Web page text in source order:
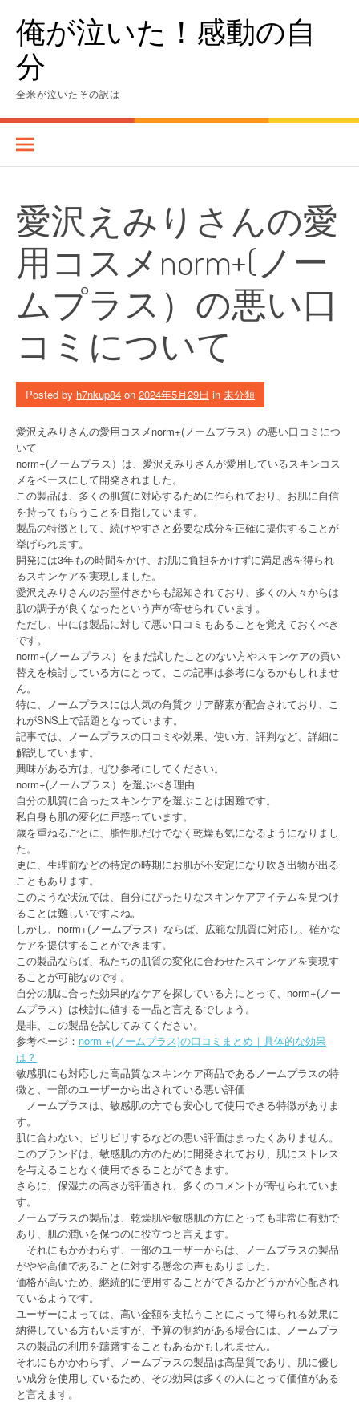
content俺が泣いた！感動の自
分
全米が泣いたその訳は
愛沢えみりさんの愛
用コスメnorm+(ノー
ムプラス）の悪い口
コミについて
Posted by h7nkup84 on 2024年5月29日 in 未分類
愛沢えみりさんの愛用コスメnorm+(ノームプラス）の悪い口コミにつ
いて
norm+(ノームプラス）は、愛沢えみりさんが愛用しているスキンコス
メをベースにして開発されました。
この製品は、多くの肌質に対応するために作られており、お肌に自信
を持ってもらうことを目指しています。
製品の特徴として、続けやすさと必要な成分を正確に提供することが
挙げられます。
開発には3年もの時間をかけ、お肌に負担をかけずに満足感を得られ
るスキンケアを実現しました。
愛沢えみりさんのお墨付きからも認知されており、多くの人々からは
肌の調子が良くなったという声が寄せられています。
ただし、中には製品に対して悪い口コミもあることを覚えておくべき
です。
norm+(ノームプラス）をまだ試したことのない方やスキンケアの買い
替えを検討している方にとって、この記事は参考になるかもしれませ
ん。
特に、ノームプラスには人気の角質クリア酵素が配合されており、こ
れがSNS上で話題となっています。
記事では、ノームプラスの口コミや効果、使い方、評判など、詳細に
解説しています。
興味がある方は、ぜひ参考にしてください。
norm+(ノームプラス）を選ぶべき理由
自分の肌質に合ったスキンケアを選ぶことは困難です。
私自身も肌の変化に戸惑っています。
歳を重ねるごとに、脂性肌だけでなく乾燥も気になるようになりまし
た。
更に、生理前などの特定の時期にお肌が不安定になり吹き出物が出る
こともあります。
このような状況では、自分にぴったりなスキンケアアイテムを見つけ
ることは難しいですよね。
しかし、norm+(ノームプラス）ならば、広範な肌質に対応し、確かな
ケアを提供することができます。
この製品ならば、私たちの肌質の変化に合わせたスキンケアを実現す
ることが可能なのです。
自分の肌に合った効果的なケアを探している方にとって、norm+(ノー
ムプラス）は検討に値する一品と言えるでしょう。
是非、この製品を試してみてください。
参考ページ： norm +(ノームプラス)の口コミまとめ｜具体的な効果
は？
敏感肌にも対応した高品質なスキンケア商品であるノームプラスの特
徴と、一部のユーザーから出されている悪い評価
ノームプラスは、敏感肌の方でも安心して使用できる特徴がありま
す。
肌に合わない、ピリピリするなどの悪い評価はまったくありません。
このブランドは、敏感肌の方のために開発されており、肌にストレス
を与えることなく使用できることができます。
さらに、保湿力の高さが評価され、多くのコメントが寄せられていま
す。
ノームプラスの製品は、乾燥肌や敏感肌の方にとっても非常に有効で
あり、肌の潤いを保つのに役立つと言えます。
それにもかかわらず、一部のユーザーからは、ノームプラスの製品
がやや高価であることに対する懸念の声もありました。
価格が高いため、継続的に使用することができるかどうかが心配され
ているようです。
ユーザーによっては、高い金額を支払うことによって得られる効果に
納得している方もいますが、予算の制約がある場合には、ノームプラ
スの製品の利用を躊躇することもあるかもしれません。
それにもかかわらず、ノームプラスの製品は高品質であり、肌に優し
い成分を使用しているため、その効果は多くの人にとって価値がある
と言えます。